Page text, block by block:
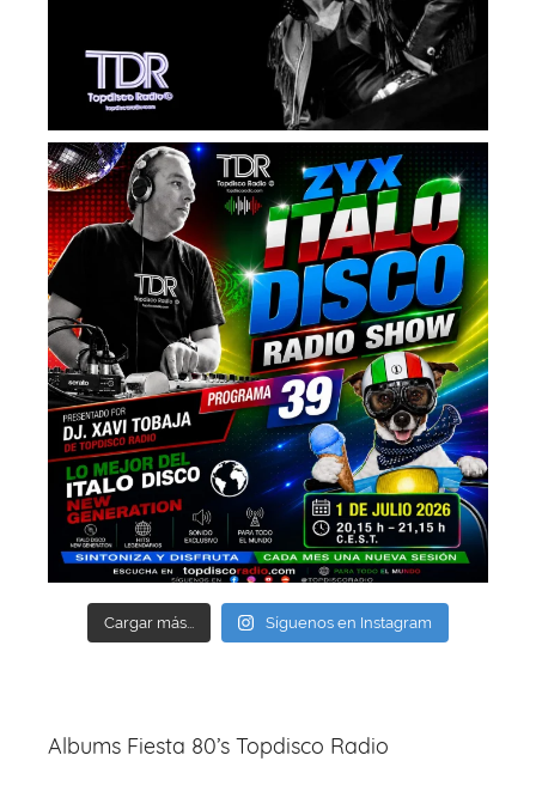
Cargar más... Síguenos en Instagram
Albums Fiesta 80’s Topdisco Radio